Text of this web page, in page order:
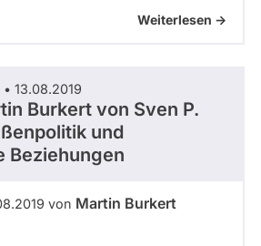
Weiterlesen ->
13.08.2019
Burkert von Sven P.
und
Beziehungen
von Martin Burkert